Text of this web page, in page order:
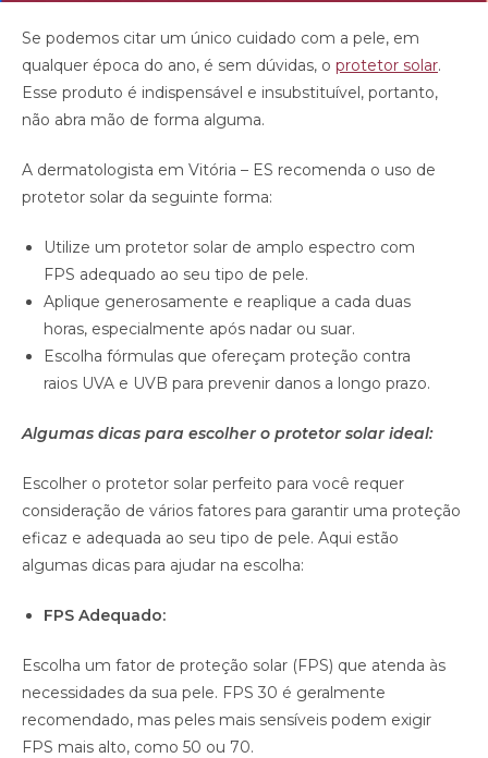
Se podemos citar um único cuidado com a pele, em
qualquer época do ano, é sem dúvidas, o protetor solar.
Esse produto é indispensável e insubstituível, portanto,
não abra mão de forma alguma.
A dermatologista em Vitória – ES recomenda o uso de
protetor solar da seguinte forma:
Utilize um protetor solar de amplo espectro com
FPS adequado ao seu tipo de pele.
Aplique generosamente e reaplique a cada duas
horas, especialmente após nadar ou suar.
Escolha fórmulas que ofereçam proteção contra
raios UVA e UVB para prevenir danos a longo prazo.
Algumas dicas para escolher o protetor solar ideal:
Escolher o protetor solar perfeito para você requer
consideração de vários fatores para garantir uma proteção
eficaz e adequada ao seu tipo de pele. Aqui estão
algumas dicas para ajudar na escolha:
FPS Adequado:
Escolha um fator de proteção solar (FPS) que atenda às
necessidades da sua pele. FPS 30 é geralmente
recomendado, mas peles mais sensíveis podem exigir
FPS mais alto, como 50 ou 70.